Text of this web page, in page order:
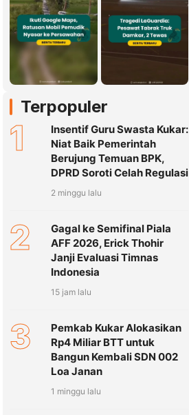
Terpopuler
1
Insentif Guru Swasta Kukar:
Niat Baik Pemerintah
Berujung Temuan BPK,
DPRD Soroti Celah Regulasi
2 minggu lalu
2
Gagal ke Semifinal Piala
AFF 2026, Erick Thohir
Janji Evaluasi Timnas
Indonesia
15 jam lalu
3
Pemkab Kukar Alokasikan
Rp4 Miliar BTT untuk
Bangun Kembali SDN 002
Loa Janan
1 minggu lalu